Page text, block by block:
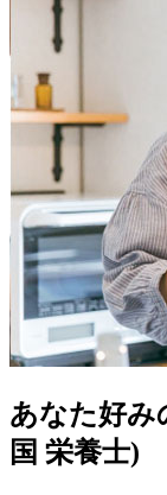
あなた好み
国 栄養士)